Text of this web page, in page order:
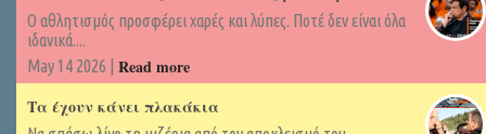
Ο αθλητισμός προσφέρει χαρές και λύπες. Ποτέ δεν είναι όλα
ιδανικά....
May 14 2026 | Read more
Τα έχουν κάνει πλακάκια